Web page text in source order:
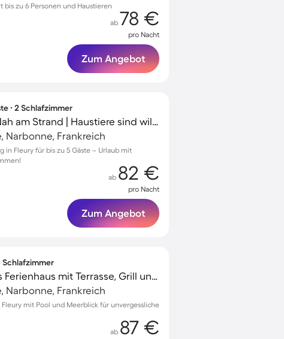
bis zu 6 Personen und Haustieren
ab 78 €
pro Nacht
Zum Angebot
∙ 2 Schlafzimmer
Ferienwohnung | Nah am Strand | Haustiere sind willkommen
Narbonne, Frankreich
in Fleury für bis zu 5 Gäste – Urlaub mit
ab 82 €
pro Nacht
Zum Angebot
Schlafzimmer
Voll ausgestattetes Ferienhaus mit Terrasse, Grill und Pool | Wasserblick | Neben dem Strand
Narbonne, Frankreich
Fleury mit Pool und Meerblick für unvergessliche
ab 87 €